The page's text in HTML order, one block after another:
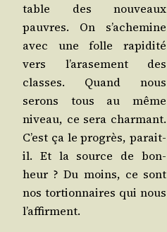
table des nou­veaux
pauvres. On s’a­che­mine
avec une folle rapi­di­té
vers l’a­ra­se­ment des
classes. Quand nous
serons tous au même
niveau, ce sera char­mant.
C’est ça le pro­grès, parait-
il. Et la source de bon­
heur ? Du moins, ce sont
nos tor­tion­naires qui nous
l’affirment.